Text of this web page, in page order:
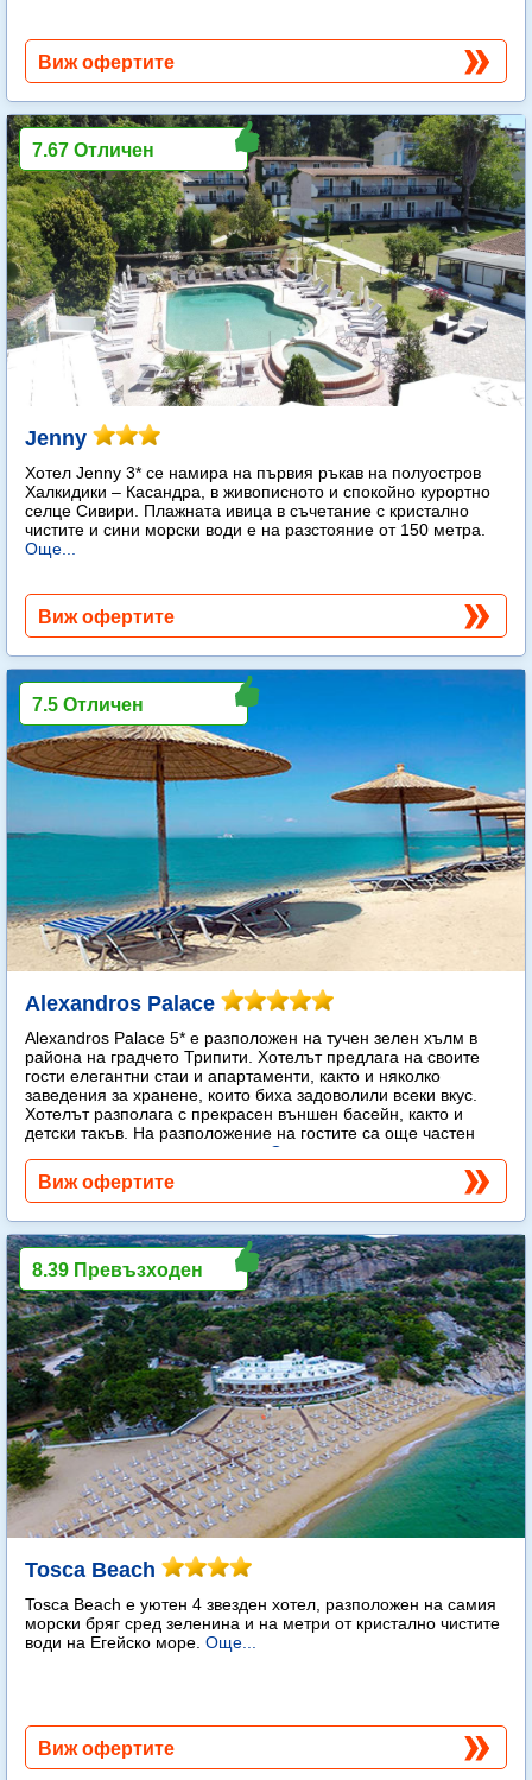
Виж офертите
Jenny
Хотел Jenny 3* се намира на първия ръкав на полуостров
Халкидики – Касандра, в живописното и спокойно курортно
селце Сивири. Плажната ивица в съчетание с кристално
чистите и сини морски води е на разстояние от 150 метра.
Още...
7.67 Отличен
Виж офертите
Alexandros Palace
Alexandros Palace 5* e разположен на тучен зелен хълм в
района на градчето Трипити. Хотелът предлага на своите
гости елегантни стаи и апартаменти, както и няколко
заведения за хранене, които биха задоволили всеки вкус.
Хотелът разполага с прекрасен външен басейн, както и
детски такъв. На разположение на гостите са още частен
Още...
7.5 Отличен
Виж офертите
Tosca Beach
Tosca Beach е уютен 4 звезден хотел, разположен на самия
морски бряг сред зеленина и на метри от кристално чистите
води на Егейско море. Още...
8.39 Превъзходен
Виж офертите